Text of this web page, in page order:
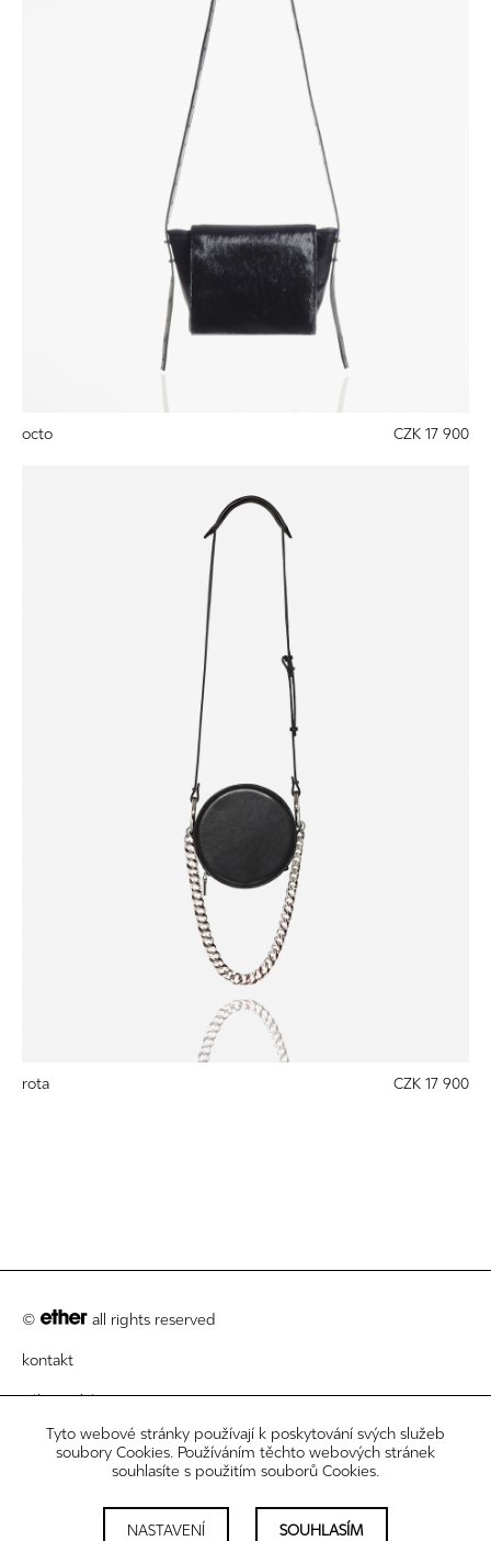
octo CZK 17 900
rota CZK 17 900
© all rights reserved
kontakt
zákaznický servis
právní informace
nastavení cookies
Tyto webové stránky používají k poskytování svých služeb
soubory Cookies. Používáním těchto webových stránek
souhlasíte s použitím souborů Cookies.
NASTAVENÍ SOUHLASÍM